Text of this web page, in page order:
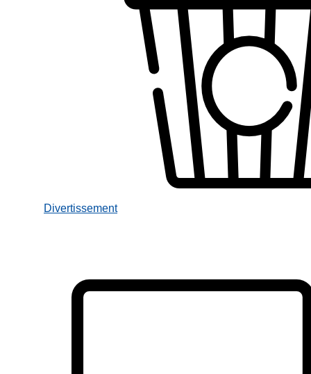
Divertissement